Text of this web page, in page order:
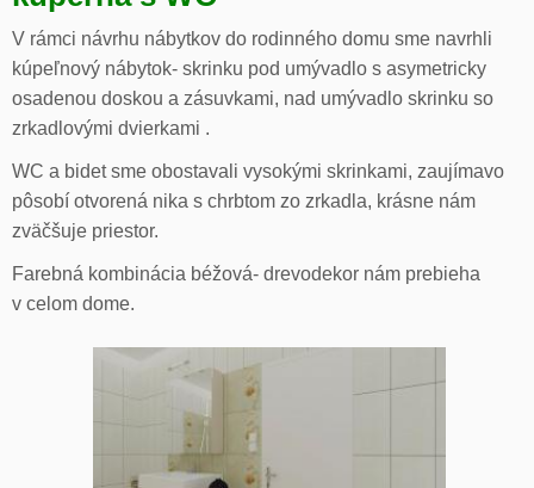
V rámci návrhu nábytkov do rodinného domu sme navrhli
kúpeľnový nábytok- skrinku pod umývadlo s asymetricky
osadenou doskou a zásuvkami, nad umývadlo skrinku so
zrkadlovými dvierkami .
WC a bidet sme obostavali vysokými skrinkami, zaujímavo
pôsobí otvorená nika s chrbtom zo zrkadla, krásne nám
zväčšuje priestor.
Farebná kombinácia béžová- drevodekor nám prebieha
v celom dome.